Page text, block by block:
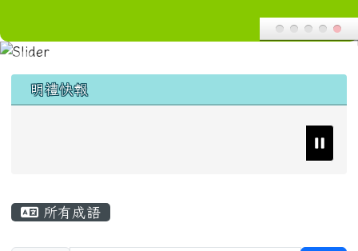
上中區域內容
明禮快報
所有成語
頁尾區域